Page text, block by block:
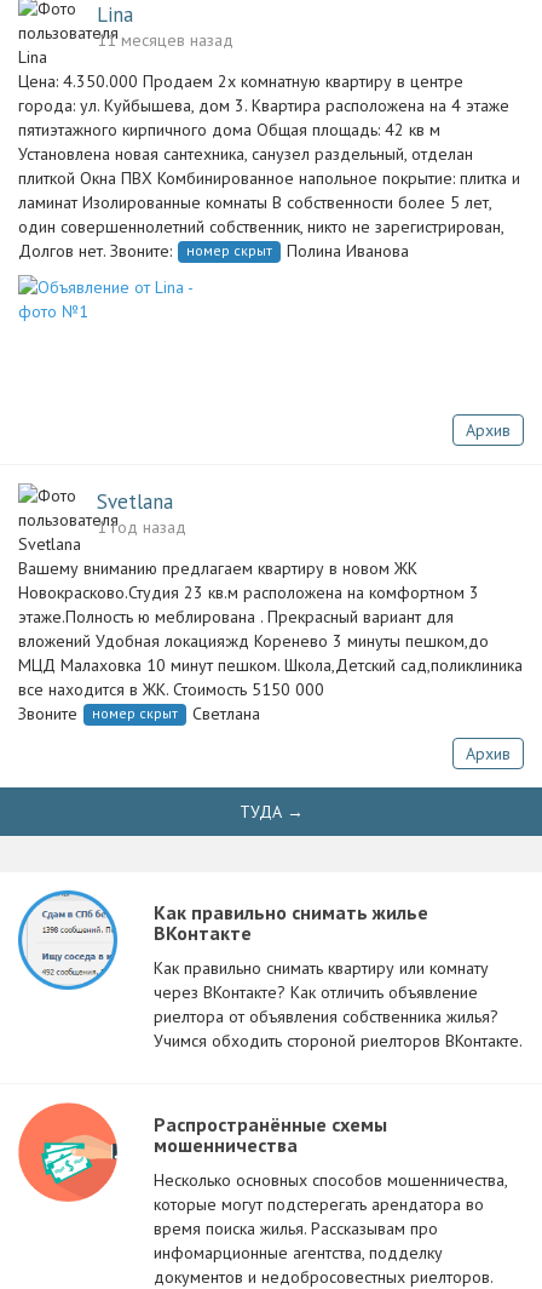
Lina
11 месяцев назад
Цена: 4.350.000 Продаем 2х комнатную квартиру в центре
города: ул. Куйбышева, дом 3. Квартира расположена на 4 этаже
пятиэтажного кирпичного дома Общая площадь: 42 кв м
Установлена новая сантехника, санузел раздельный, отделан
плиткой Окна ПВХ Комбинированное напольное покрытие: плитка и
ламинат Изолированные комнаты В собственности более 5 лет,
один совершеннолетний собственник, никто не зарегистрирован,
Долгов нет. Звоните:
номер скрыт Полина Иванова
Архив
Svetlana
1 год назад
Вашему вниманию предлагаем квартиру в новом ЖК
Новокрасково.Студия 23 кв.м расположена на комфортном 3
этаже.Полность ю меблирована . Прекрасный вариант для
вложений Удобная локация:жд Коренево 3 минуты пешком,до
МЦД Малаховка 10 минут пешком. Школа,Детский сад,поликлиника
все находится в ЖК. Стоимость 5150 000
Звоните
номер скрыт
Светлана
Архив
ТУДА →
Как правильно снимать жилье
ВКонтакте
Как правильно снимать квартиру или комнату
через ВКонтакте? Как отличить объявление
риелтора от объявления собственника жилья?
Учимся обходить стороной риелторов ВКонтакте.
Распространённые схемы
мошенничества
Несколько основных способов мошенничества,
которые могут подстерегать арендатора во
время поиска жилья. Рассказывам про
инфомарционные агентства, подделку
документов и недобросовестных риелторов.